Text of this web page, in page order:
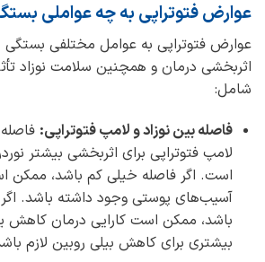
عوارض فتوتراپی به چه عواملی
عوارض فتوتراپی به عوامل مختلفی بستگی
اثربخشی درمان و همچنین سلامت نوزاد
شامل:
فاصله بین نوزاد و لامپ فتوتراپی:
لامپ فتوتراپی برای اثربخشی بیشتر
است. اگر فاصله خیلی کم باشد،
آسیب‌های پوستی وجود داشته باشد. اگر
باشد، ممکن است کارایی درمان کاهش
بیشتری برای کاهش بیلی ‌روبین لازم